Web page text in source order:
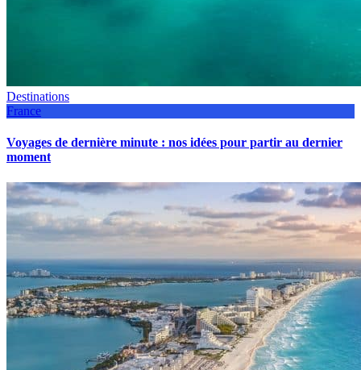
Destinations
France
Voyages de dernière minute : nos idées pour partir au dernier
moment